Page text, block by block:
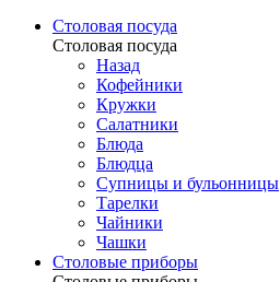
Столовая посуда
Столовая посуда
Назад
Кофейники
Кружки
Салатники
Блюда
Блюдца
Супницы и бульонницы
Тарелки
Чайники
Чашки
Cтоловые приборы